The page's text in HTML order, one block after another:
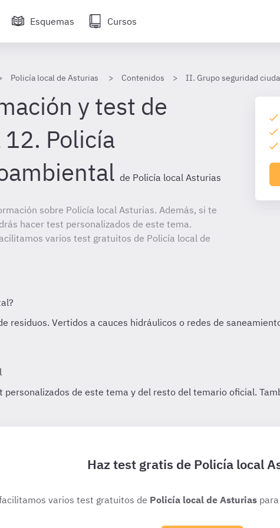
Esquemas Cursos
Policía local de Asturias Contenidos II. Grupo seguridad
y test de
12. Policía
de Policía local Asturias
sobre Policía local Asturias. Además, si te
hacer test personalizados de este tema.
varios test gratuitos de Policía local de
Haz test gratis de Policía local
varios test gratuitos de Policía local de Asturias